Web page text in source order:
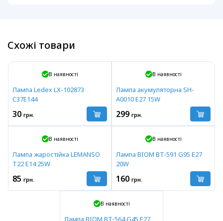
Схожі товари
В наявності
Лампа Ledex LX-102873
C37E144
30 грн.
В наявності
Лампа акумуляторна SH-
A0010 E27 15W
299 грн.
В наявності
Лампа жаростійка LEMANSO
T22 E14 25W
85 грн.
В наявності
Лампа BIOM BT-591 G95 E27
20W
160 грн.
В наявності
Лампа BIOM BT-564 G45 E27